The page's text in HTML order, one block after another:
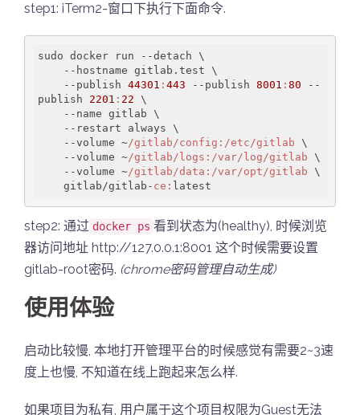
step1: iTerm2-窗口下执行下面命令.
sudo docker run --detach \
    --publish
44301 : 443 --publish 8001 : 80 --
publish 2201 : 22 \
    --volume ~
/gitlab/config :/etc/gitlab \
    --volume ~
/gitlab/logs :/var/log/gitlab \
    --volume ~
/gitlab/data :/var/opt/gitlab \
    gitlab/gitlab-
ce:
step2: 通过 docker ps 看到状态为(healthy), 时候浏览
器访问地址 http://127.0.0.1:8001 这个时候需要设置
gitlab-root密码. (chrome密码管理自动生成)
使用体验
启动比较慢, 本地打开管理平台的时候感觉有需要2~3速
度上也慢, 不知道在线上跑起来怎么样.
如果项目为私有, 用户属于这个项目权限为Guest无法